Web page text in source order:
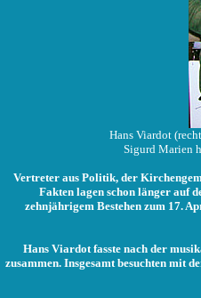
Hans Viardot
Sigurd Marien
Vertreter aus Politik, der
Fakten lagen schon länger auf
zehnjährigem Bestehen zum 17.
Hans Viardot fasste nach der
zusammen. Insgesamt besuchten mit